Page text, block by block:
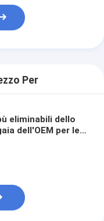
Per
eliminabili dello
dell'OEM per le